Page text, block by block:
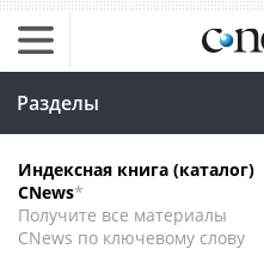
Разделы
Индексная книга (каталог)
CNews*
Получите все материалы
CNews по ключевому слову